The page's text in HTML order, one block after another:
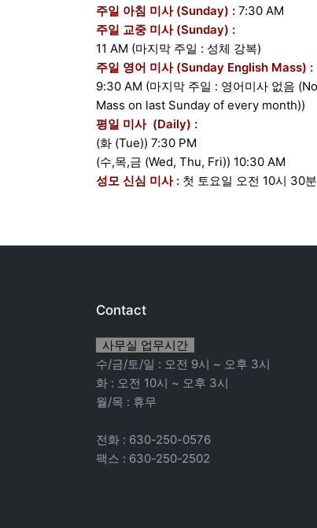
주일 아침 미사 (Sunday) : 7:30 AM
주일 교중 미사 (Sunday) :
11 AM (마지막 주일 : 성체 강복)
주일 영어 미사 (Sunday English Mass) :
9:30 AM (마지막 주일 : 영어미사 없음
Mass on last Sunday of every month))
평일 미사 (Daily) :
(화 (Tue)) 7:30 PM
(수,목,금 (Wed, Thu, Fri)) 10:30 AM
성모 신심 미사 : 첫 토요일 오전 10시 30분
Contact
사무실 업무시간
수/금/토/일 : 오전 9시 ~ 오후 3시
화 : 오전 10시 ~ 오후 3시
월/목 : 휴무
전화 : 630-250-0576
팩스 : 630-250-2502